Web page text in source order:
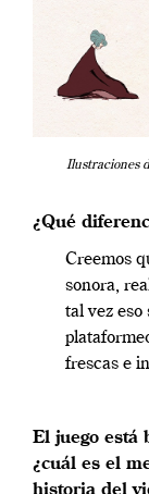
Ilustraciones
¿Qué
Creemos
sonora,
tal vez eso
frescas e
El juego está
¿cuál es el